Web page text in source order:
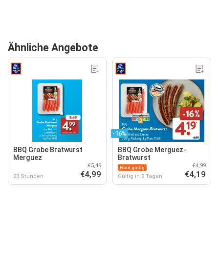
Ähnliche Angebote
BBQ Grobe Bratwurst
Merguez
23 Stunden
€5,49
€4,99
-16%
BBQ Grobe Merguez-
Bratwurst
Bald gültig
Gültig in 9 Tagen
€4,99
€4,19